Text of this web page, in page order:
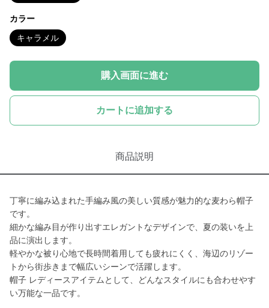
カラー
キャラメル
購入画面に進む
カートに追加する
商品説明
丁寧に編み込まれた手編み風の美しい質感が魅力的な麦わら帽子
です。
細かな編み目が作り出すエレガントなデザインで、夏の装いを上
品に演出します。
軽やかな被り心地で長時間着用しても疲れにくく、海辺のリゾー
トから街歩きまで幅広いシーンで活躍します。
帽子 レディースアイテムとして、どんなスタイルにも合わせやす
い万能な一品です。